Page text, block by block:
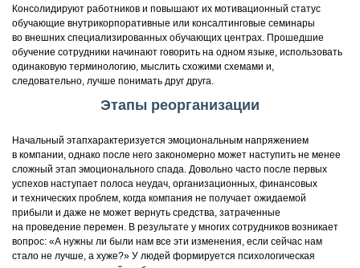
Консолидируют работников и повышают их мотивационный статус
обучающие внутрикорпоративные или консалтинговые семинары
во внешних специализированных обучающих центрах. Прошедшие
обучение сотрудники начинают говорить на одном языке, использовать
одинаковую терминологию, мыслить схожими схемами и,
следовательно, лучше понимать друг друга.
Этапы реорганизации
Начальный этапхарактеризуется эмоциональным напряжением
в компании, однако после него закономерно может наступить не менее
сложный этап эмоционального спада. Довольно часто после первых
успехов наступает полоса неудач, организационных, финансовых
и технических проблем, когда компания не получает ожидаемой
прибыли и даже не может вернуть средства, затраченные
на проведение перемен. В результате у многих сотрудников возникает
вопрос: «А нужны ли были нам все эти изменения, если сейчас нам
стало не лучше, а хуже?» У людей формируется психологическая